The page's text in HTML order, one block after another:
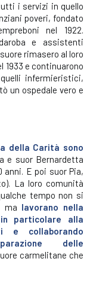
i servizi in quello
poveri, fondato
nel 1922.
e assistenti
rimasero al loro
1933 e continuarono
infermieristici,
un ospedale vero e
della Carità sono
e suor Bernardetta
E poi suor Pia,
La loro comunità
tempo non si
ma lavorano nella
particolare alla
e collaborando
delle
carmelitane che